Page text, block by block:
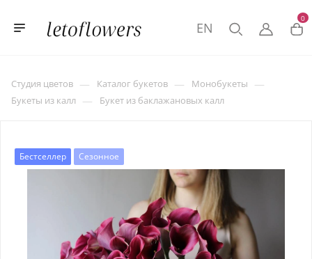
0
EN
Студия цветов — Каталог букетов — Монобукеты —
Букеты из калл — Букет из баклажановых калл
Бестселлер Сезонное